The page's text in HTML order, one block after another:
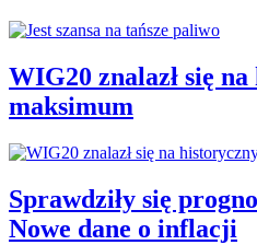
WIG20 znalazł się
maksimum
Sprawdziły się
Nowe dane o inflacji